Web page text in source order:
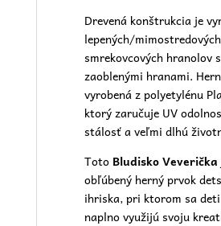
Drevená konštrukcia je
lepených/mimostredových
smrekovcových hranolov
zaoblenými hranami.
vyrobená z polyetylénu
ktorý zaručuje UV
stálosť a veľmi dlhú
Toto Bludisko Veverička
obľúbený herný prvok
ihriska, pri ktorom sa
naplno využijú svoju